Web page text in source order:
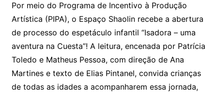
Por meio do Programa de Incentivo à Produção
Artística (PIPA), o Espaço Shaolin recebe a abertura
de processo do espetáculo infantil “Isadora – uma
aventura na Cuesta”! A leitura, encenada por Patrícia
Toledo e Matheus Pessoa, com direção de Ana
Martines e texto de Elias Pintanel, convida crianças
de todas as idades a acompanharem essa jornada,